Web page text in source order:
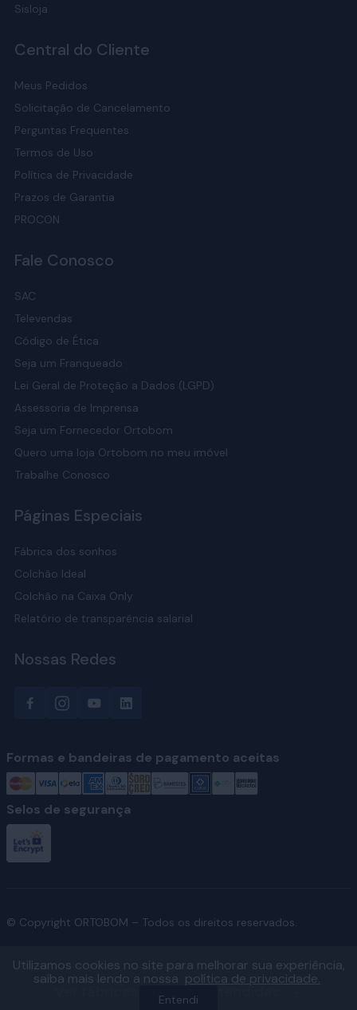
Sisloja
Central do Cliente
Meus Pedidos
Solicitação de Cancelamento
Perguntas Frequentes
Termos de Uso
Política de Privacidade
Prazos de Garantia
PROCON
Fale Conosco
SAC
Televendas
Código de Ética
Seja um Franqueado
Lei Geral de Proteção a Dados (LGPD)
Assessoria de Imprensa
Seja um Fornecedor Ortobom
Quero uma loja Ortobom no meu imóvel
Trabalhe Conosco
Páginas Especiais
Fábrica dos sonhos
Colchão Ideal
Colchão na Caixa Only
Relatório de transparência salarial
Nossas Redes
Formas e bandeiras de pagamento aceitas
Selos de segurança
© Copyright ORTOBOM – Todos os direitos reservados.
Ver fábricas e regiões atendidas
Utilizamos cookies no site para melhorar sua experiência,
saiba mais lendo a nossa política de privacidade.
Entendi